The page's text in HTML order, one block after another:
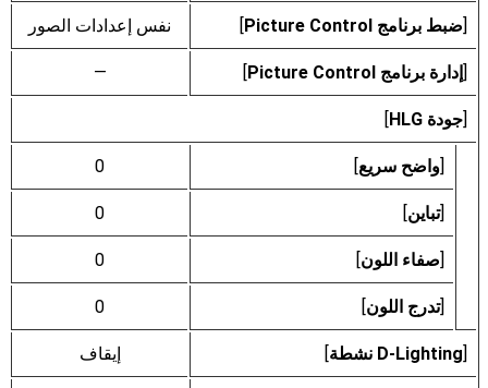
[ضبط برنامج Picture Control ] نفس إعدادات الصور
[إدارة برنامج Picture Control ]
—
[جودة HLG ]
[واضح سريع]
0
[تباين]
0
[صفاء اللون]
0
[تدرج اللون]
0
[D-Lighting نشطة ] إيقاف